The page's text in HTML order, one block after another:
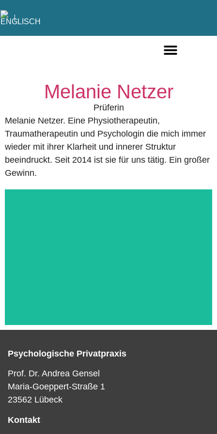
Melanie Netzer
Prüferin
Melanie Netzer. Eine Physiotherapeutin,
Traumatherapeutin und Psychologin die mich immer
wieder mit ihrer Klarheit und innerer Struktur
beeindruckt. Seit 2014 ist sie für uns tätig. Ein großer
Gewinn.
Das ist die Überschrift
Lorem ipsum dolor sit amet consectetur
Psychologische Privatpraxis
Prof. Dr. Andrea Gensel
Maria-Goeppert-Straße 1
23562 Lübeck
Kontakt